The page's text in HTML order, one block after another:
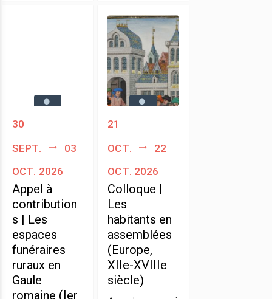
30
sept.
03
oct. 2026
Appel à
contribution
s | Les
espaces
funéraires
ruraux en
Gaule
romaine (Ier
21
oct.
22
oct. 2026
Colloque |
Les
habitants en
assemblées
(Europe,
XIIe-XVIIIe
siècle)